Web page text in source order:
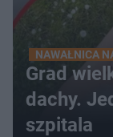
NAWAŁNICA
Grad
dachy.
szpitala